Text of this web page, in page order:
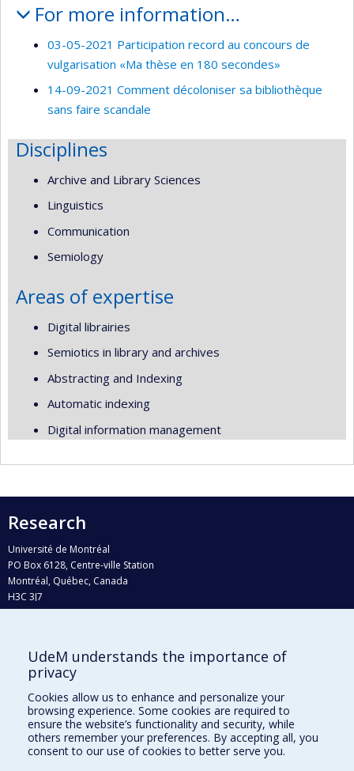
For more information…
03-05-2021 Participation record au concours de
vulgarisation «Ma thèse en 180 secondes»
14-09-2021 Comment décoloniser sa bibliothèque
sans faire scandale
Disciplines
Archive and Library Sciences
Linguistics
Communication
Semiology
Areas of expertise
Digital librairies
Semiotics in library and archives
Abstracting and Indexing
Automatic indexing
Digital information management
Research
Université de Montréal
PO Box 6128, Centre-ville Station
Montréal, Québec, Canada
H3C 3J7
Who does what?
Find us
Site map
Accessibility
UdeM understands the importance of
privacy
Cookies allow us to enhance and personalize your
browsing experience. Some cookies are required to
ensure the website’s functionality and security, while
others remember your preferences. By accepting all, you
consent to our use of cookies to better serve you.